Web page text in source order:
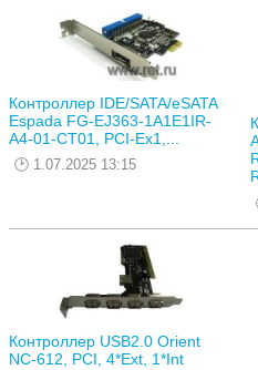
Контроллер IDE/SATA/eSATA
Espada FG-EJ363-1A1E1IR-
A4-01-CT01, PCI-Ex1,...
1.07.2025 13:15
Контроллер USB2.0 Orient
NC-612, PCI, 4*Ext, 1*Int